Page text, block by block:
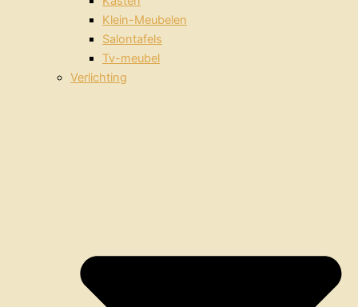
Klein-Meubelen
Salontafels
Tv-meubel
Verlichting